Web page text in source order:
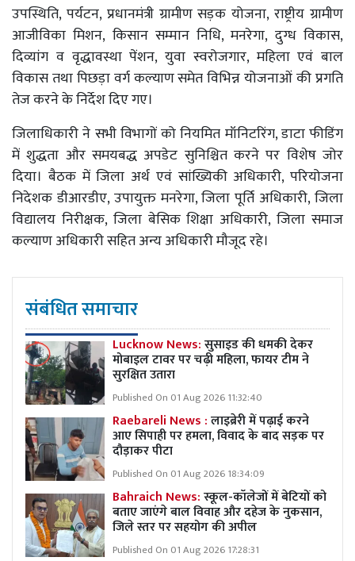
उपस्थिति, पर्यटन, प्रधानमंत्री ग्रामीण सड़क योजना, राष्ट्रीय ग्रामीण
आजीविका मिशन, किसान सम्मान निधि, मनरेगा, दुग्ध विकास,
दिव्यांग व वृद्धावस्था पेंशन, युवा स्वरोजगार, महिला एवं बाल
विकास तथा पिछड़ा वर्ग कल्याण समेत विभिन्न योजनाओं की प्रगति
तेज करने के निर्देश दिए गए।
जिलाधिकारी ने सभी विभागों को नियमित मॉनिटरिंग, डाटा फीडिंग
में शुद्धता और समयबद्ध अपडेट सुनिश्चित करने पर विशेष जोर
दिया। बैठक में जिला अर्थ एवं सांख्यिकी अधिकारी, परियोजना
निदेशक डीआरडीए, उपायुक्त मनरेगा, जिला पूर्ति अधिकारी, जिला
विद्यालय निरीक्षक, जिला बेसिक शिक्षा अधिकारी, जिला समाज
कल्याण अधिकारी सहित अन्य अधिकारी मौजूद रहे।
संबंधित समाचार
Lucknow News:सुसाइड की धमकी देकर
मोबाइल टावर पर चढ़ी महिला, फायर टीम ने
सुरक्षित उतारा
Published On 01 Aug 2026 11:32:40
Raebareli News :लाइब्रेरी में पढ़ाई करने
आए सिपाही पर हमला, विवाद के बाद सड़क पर
दौड़ाकर पीटा
Published On 01 Aug 2026 18:34:09
Bahraich News:स्कूल-कॉलेजों में बेटियों को
बताए जाएंगे बाल विवाह और दहेज के नुकसान,
जिले स्तर पर सहयोग की अपील
Published On 01 Aug 2026 17:28:31